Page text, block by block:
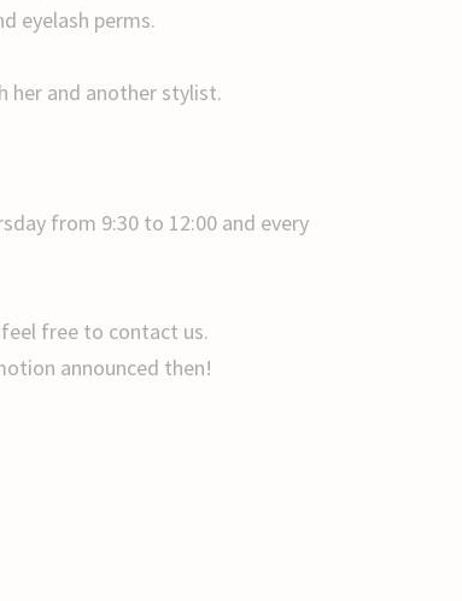
eyelash perms.
her and another stylist.
from 9:30 to 12:00 and every
free to contact us.
announced then!